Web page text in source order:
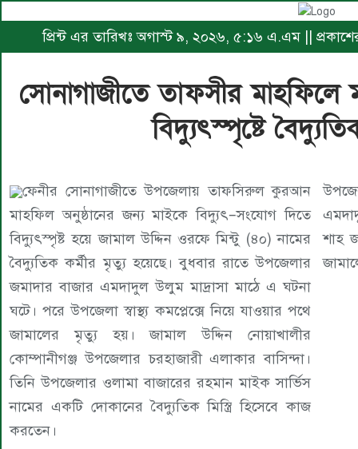
প্রিন্ট এর তারিখঃ অগাস্ট ৯, ২০২৬, ৫:১৬ এ.এম ||
সোনাগাজীতে তাফসীর মাহফিলে
বিদ্যুৎস্পৃষ্টে
ফেনীর সোনাগাজীতে উপজেলায় তাফসিরুল কুরআন
মাহফিল অনুষ্ঠানের জন্য মাইকে বিদ্যুৎ–সংযোগ দিতে
বিদ্যুৎস্পৃষ্ট হয়ে জামাল উদ্দিন ওরফে মিন্টু (৪০) নামের
বৈদ্যুতিক কর্মীর মৃত্যু হয়েছে। বুধবার রাতে উপজেলার
জমাদার বাজার এমদাদুল উলুম মাদ্রাসা মাঠে এ ঘটনা
ঘটে। পরে উপজেলা স্বাস্থ্য কমপ্লেক্সে নিয়ে যাওয়ার পথে
জামালের মৃত্যু হয়। জামাল উদ্দিন নোয়াখালীর
কোম্পানীগঞ্জ উপজেলার চরহাজারী এলাকার বাসিন্দা।
তিনি উপজেলার ওলামা বাজারের রহমান মাইক সার্ভিস
নামের একটি দোকানের বৈদ্যুতিক মিস্ত্রি হিসেবে কাজ
করতেন।
শাহ